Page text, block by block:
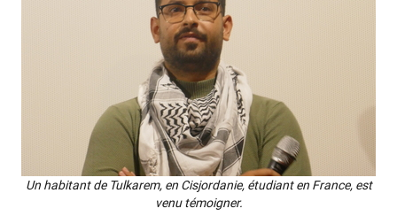
Un habi­tant de Tul­ka­rem, en Cis­jor­da­nie, étu­diant en France, est
venu témoi­gner.